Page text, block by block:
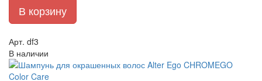
В корзину
Арт. df3
В наличии